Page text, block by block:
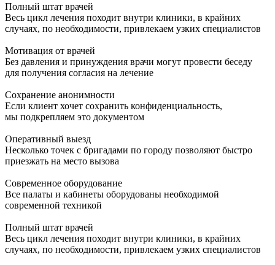
Полный штат врачей
Весь цикл лечения походит внутри клиники, в крайних
случаях, по необходимости, привлекаем узких специалистов
Мотивация от врачей
Без давления и принуждения врачи могут провести беседу
для получения согласия на лечение
Сохранение анонимности
Если клиент хочет сохранить конфиденциальность,
мы подкрепляем это документом
Оперативный выезд
Несколько точек с бригадами по городу позволяют быстро
приезжать на место вызова
Современное оборудование
Все палаты и кабинеты оборудованы необходимой
современной техникой
Полный штат врачей
Весь цикл лечения походит внутри клиники, в крайних
случаях, по необходимости, привлекаем узких специалистов